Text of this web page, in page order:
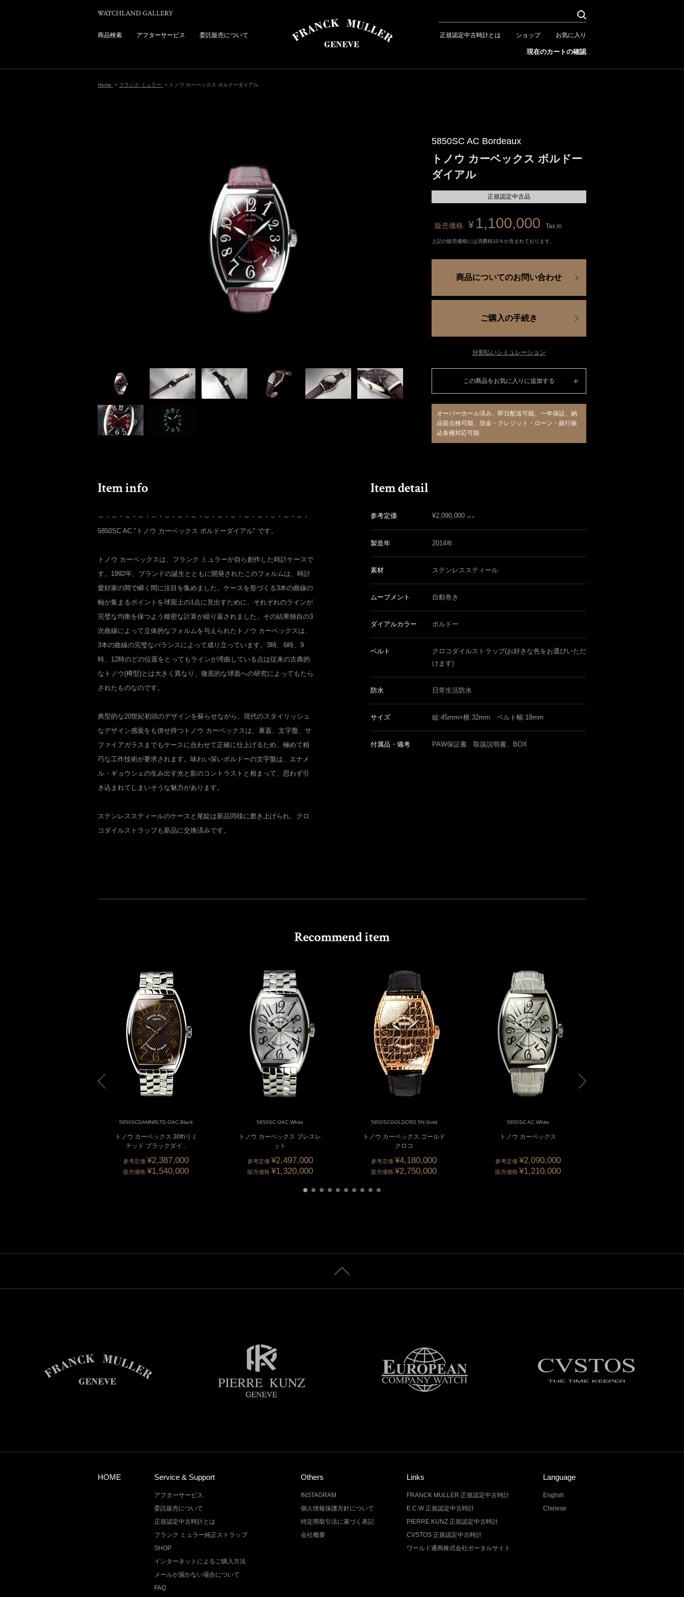
商品検索 アフターサービス 委託販売について 正規認定中古時計とは ショップ お気に入り
現在のカートの確認
Home > フランク ミュラー > トノウ カーベックス ボルドーダイアル
5850SC AC Bordeaux
トノウ カーベックス ボルドー
ダイアル
正規認定中古品
販売価格 ¥ 1,100,000 Tax in
上記の販売価格には消費税10％が含まれております。
商品についてのお問い合わせ
ご購入の手続き
分割払いシミュレーション
この商品をお気に入りに追加する
オーバーホール済み、即日配送可能、一年保証、納
品前点検可能、現金・クレジット・ローン・銀行振
込各種対応可能
～・～・～・～・～・～・～・～・～・～・～・～・～・～・～・～・
5850SC AC "トノウ カーベックス ボルドーダイアル" です。
トノウ カーベックスは、フランク ミュラーが自ら創作した時計ケースで
す。1992年、ブランドの誕生とともに開発されたこのフォルムは、時計
愛好家の間で瞬く間に注目を集めました。ケースを形づくる3本の曲線の
軸が集まるポイントを球面上の1点に見出すために、それぞれのラインが
完璧な均衡を保つよう緻密な計算が繰り返されました。その結果独自の3
次曲線によって立体的なフォルムを与えられたトノウ カーベックスは、
3本の曲線の完璧なバランスによって成り立っています。3時、6時、9
時、12時のどの位置をとってもラインが湾曲している点は従来の古典的
なトノウ(樽型)とは大きく異なり、徹底的な球面への研究によってもたら
されたものなのです。
典型的な20世紀初頭のデザインを蘇らせながら、現代のスタイリッシュ
なデザイン感覚をも併せ持つトノウ カーベックスは、裏蓋、文字盤、サ
ファイアガラスまでもケースに合わせて正確に仕上げるため、極めて精
巧な工作技術が要求されます。味わい深いボルドーの文字盤は、エナメ
ル・ギョウシェの生み出す光と影のコントラストと相まって、思わず引
き込まれてしまいそうな魅力があります。
ステンレススティールのケースと尾錠は新品同様に磨き上げられ、クロ
コダイルストラップも新品に交換済みです。
参考定価 ¥2,090,000 Tax in
製造年 2014年
素材 ステンレススティール
ムーブメント 自動巻き
ダイアルカラー ボルドー
ベルト
クロコダイルストラップ(お好きな色をお選びいただ
けます)
防水 日常生活防水
サイズ 縦:45mm×横:32mm ベルト幅:18mm
付属品・備考 PAW保証書、取扱説明書、BOX
5850SCDAMNRLTD OAC Black
トノウ カーベックス 30thリミ
テッド ブラックダイ...
参考定価¥2,387,000
販売価格¥1,540,000
5850SC OAC White
トノウ カーベックス ブレスレ
ット
参考定価 ¥2,497,000
販売価格 ¥1,320,000
5850SCGOLDCRO 5N Gold
トノウ カーベックス ゴールド
クロコ
参考定価¥4,180,000
販売価格¥2,750,000
5850SC AC White
トノウ カーベックス
参考定価 ¥2,090,000
販売価格 ¥1,210,000
HOME Service & Support
アフターサービス
委託販売について
正規認定中古時計とは
フランク ミュラー純正ストラップ
SHOP
インターネットによるご購入方法
メールが届かない場合について
FAQ
Others
INSTAGRAM
個人情報保護方針について
特定商取引法に基づく表記
会社概要
Links
FRANCK MULLER 正規認定中古時計
E.C.W 正規認定中古時計
PIERRE KUNZ 正規認定中古時計
CVSTOS 正規認定中古時計
ワールド通商株式会社ポータルサイト
Language
English
Chinese